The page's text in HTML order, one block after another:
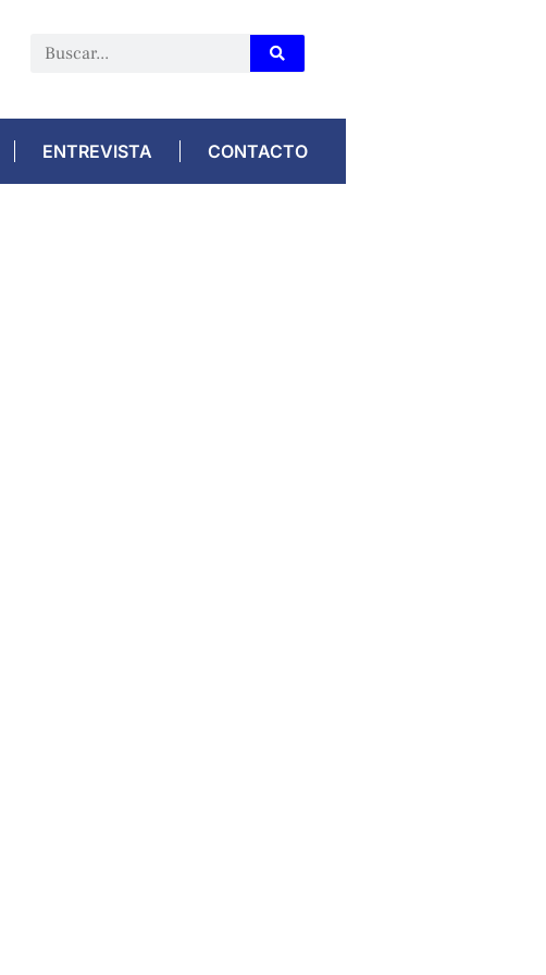
ENTREVISTA CONTACTO